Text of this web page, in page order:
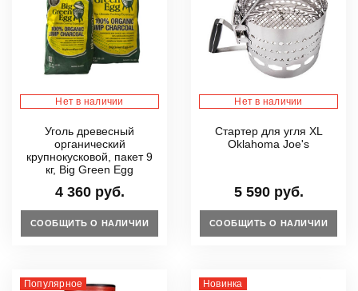
Нет в наличии
Уголь древесный
органический
крупнокусковой, пакет 9
кг, Big Green Egg
4 360 руб.
СООБЩИТЬ О НАЛИЧИИ
Нет в наличии
Стартер для угля XL
Oklahoma Joe's
5 590 руб.
СООБЩИТЬ О НАЛИЧИИ
Популярное Новинка